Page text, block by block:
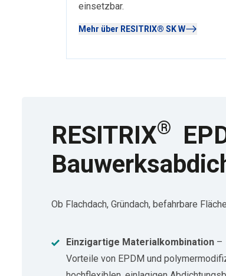
einsetzbar.
Mehr über RESITRIX® SK W
RESITRIX®
Ob Flachdach, Gründach, befahrbare
Einzigartige Materialkombination –
Vorteile von EPDM und